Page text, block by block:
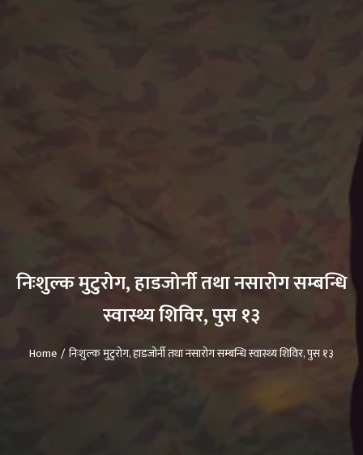
निःशुल्क मुटुरोग, हाडजोर्नी तथा नसारोग सम्बन्धि
स्वास्थ्य शिविर, पुस १३
Home निःशुल्क मुटुरोग, हाडजोर्नी तथा नसारोग सम्बन्धि स्वास्थ्य शिविर, पुस १३